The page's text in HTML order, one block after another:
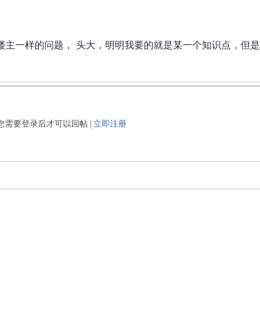
主一样的问题， 头大，明明我要的就是某一个知识点，但是
需要登录后才可以回帖 | 立即注册